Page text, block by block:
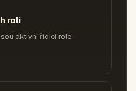
rolí
aktivní řídicí role.